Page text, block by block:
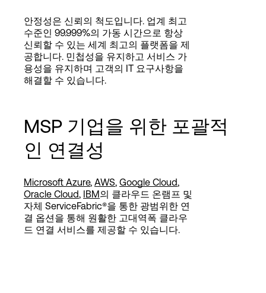
안정성은 신뢰의 척도입니다. 업계 최고
수준인 99.999%의 가동 시간으로 항상
신뢰할 수 있는 세계 최고의 플랫폼을 제
공합니다. 민첩성을 유지하고 서비스 가
용성을 유지하며 고객의 IT 요구사항을
해결할 수 있습니다.
MSP 기업을 위한 포괄적
인 연결성
Microsoft Azure, AWS Google Cloud
Oracle Cloud IBM의 클라우드 온램프 및
자체 ServiceFabric®을 통한 광범위한 연
결 옵션을 통해 원활한 고대역폭 클라우
드 연결 서비스를 제공할 수 있습니다.